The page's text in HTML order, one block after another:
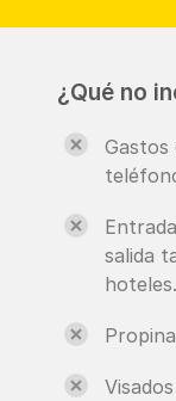
¿Qué no
Gastos
salida
hoteles.